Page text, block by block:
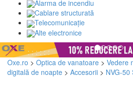
Alarma de incendiu
Cablare structurată
Telecomunicaţie
Alte electronice
Oxe.ro > Optica de vanatoare > Vedere
digitală de noapte > Accesorii > NVG-50